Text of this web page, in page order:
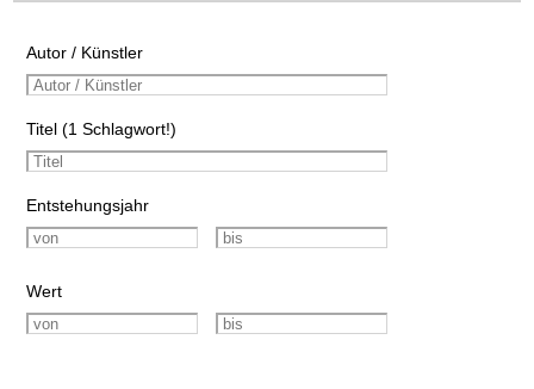
Autor / Künstler
Titel (1 Schlagwort!)
Entstehungsjahr
Wert